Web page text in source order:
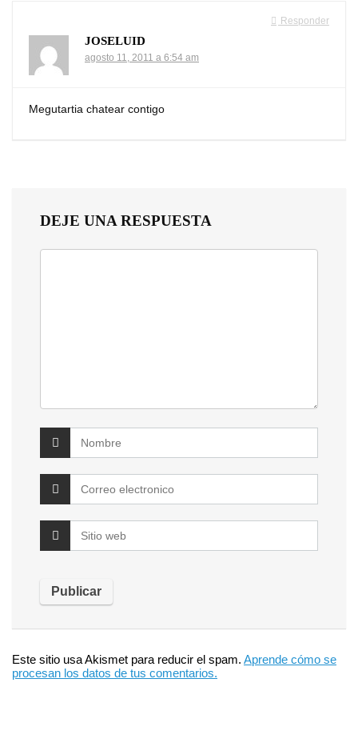
Responder
JOSELUID
agosto 11, 2011 a 6:54 am
Megutartia chatear contigo
DEJE UNA RESPUESTA
Este sitio usa Akismet para reducir el spam. Aprende cómo se
procesan los datos de tus comentarios.